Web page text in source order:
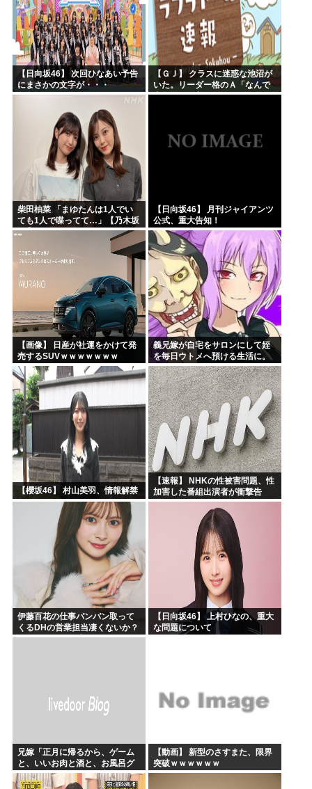
【日向坂46】 次回ひなあい予告
にまさかの文字が・・・
【ＧＪ】 クラスに迷惑な池沼が
いた。リーダー格のＡ「なんで
支援学級に入れないんです
柴田柚菜 「まゆたんは1人でい
ても1人で喋ってて…」【乃木坂
46】
【日向坂46】 月刊ジャイアンツ
公式、重大告知！
【画像】 日産が社運をかけて発
売するSUVｗｗｗｗｗｗｗ
義兄嫁が自宅をサロンにして姪
を毎日ウトメへ預ける生活に。
数年後、そのツケが一気に回っ
てきて…
【櫻坂46】 村山美羽、情報解禁
【速報】 NHKの性被害問題、性
加害した番組出演者が衝撃告
白！
伊藤百花の仕事バンバン取って
くるDHの営業担当凄くないか？
今年のボーナス凄いことになり
【日向坂46】 上村ひなの、重大
な問題について
兄嫁「正月に帰るから、ゲーム
と、いいお肉と酒と、お風呂グ
ッズの準備しとけよ」寝起きの
私「知るかボケ」兄嫁「キィィ
【動画】 新型のさすまた、限界
突破ｗｗｗｗｗｗ